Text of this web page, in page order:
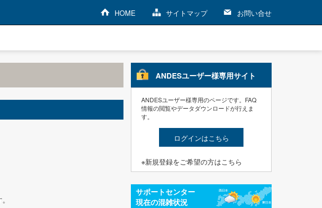
HOME サイトマップ お問い合せ
ANDESユーザー様専用サイト
ANDESユーザー様専用のページです。FAQ
情報の閲覧やデータダウンロードが行えま
す。
ログインはこちら
※新規登録をご希望の方はこちら
サポートセンター
現在の混雑状況